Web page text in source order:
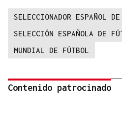
SELECCIONADOR ESPAÑOL
SELECCIÓN ESPAÑOLA DE
MUNDIAL DE FÚTBOL
Contenido patrocinado